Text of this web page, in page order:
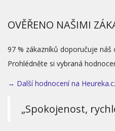
OVĚŘENO NAŠIMI
97 % zákazníků doporučuje náš
Prohlédněte si vybraná
→ Další hodnocení na
„Spokojenost,